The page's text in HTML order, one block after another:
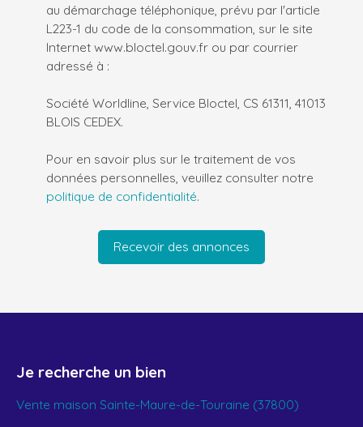
au démarchage téléphonique, prévu par l'article
L223-1 du code de la consommation, sur le site
Internet www.bloctel.gouv.fr ou par courrier
adressé à :
Société Worldline, Service Bloctel, CS 61311, 41013
BLOIS CEDEX.
Pour en savoir plus sur le traitement de vos
données personnelles, veuillez consulter notre
politique de confidentialité.
Recevoir des annonces
Je recherche un bien
Vente maison Sainte-Maure-de-Touraine (37800)